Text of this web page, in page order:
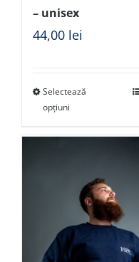
– unisex
44,00 lei
Selectează
opțiuni